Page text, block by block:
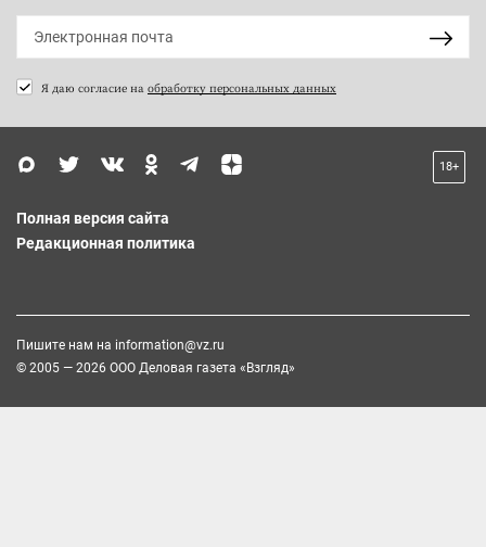
Я даю согласие на обработку персональных данных
18+
Полная версия сайта
Редакционная политика
Пишите нам на information@vz.ru
© 2005 — 2026 ООО Деловая газета «Взгляд»